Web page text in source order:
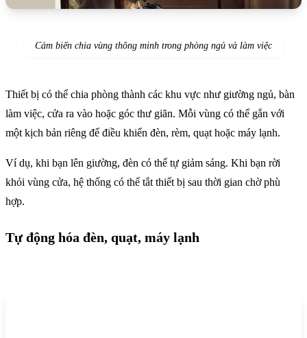
Cảm biến chia vùng thông minh trong phòng ngủ và làm việc
Thiết bị có thể chia phòng thành các khu vực như giường ngủ, bàn
làm việc, cửa ra vào hoặc góc thư giãn. Mỗi vùng có thể gắn với
một kịch bản riêng để điều khiển đèn, rèm, quạt hoặc máy lạnh.
Ví dụ, khi bạn lên giường, đèn có thể tự giảm sáng. Khi bạn rời
khỏi vùng cửa, hệ thống có thể tắt thiết bị sau thời gian chờ phù
hợp.
Tự động hóa đèn, quạt, máy lạnh